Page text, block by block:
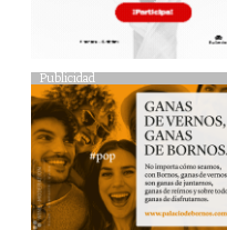
Publicidad